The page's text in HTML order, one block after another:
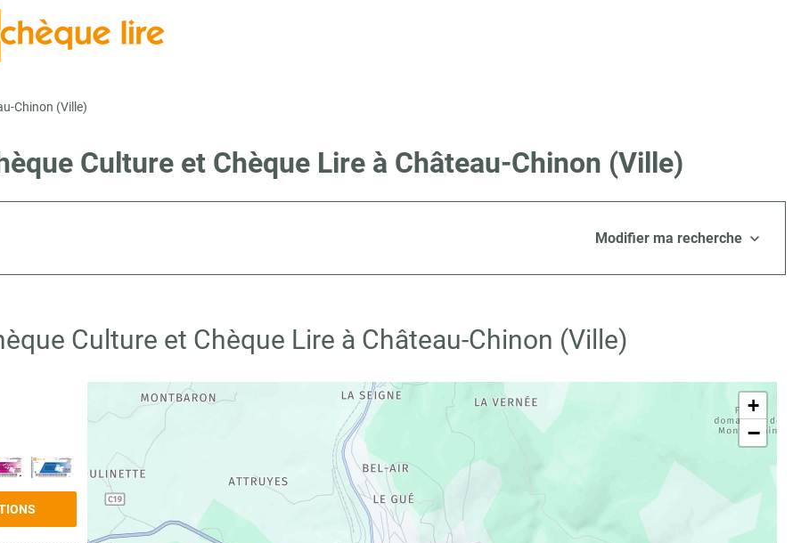
Chinon (Ville)
Culture et Chèque Lire à Château-Chinon (Ville)
Modifier ma recherche
Culture et Chèque Lire à Château-Chinon (Ville)
+
−